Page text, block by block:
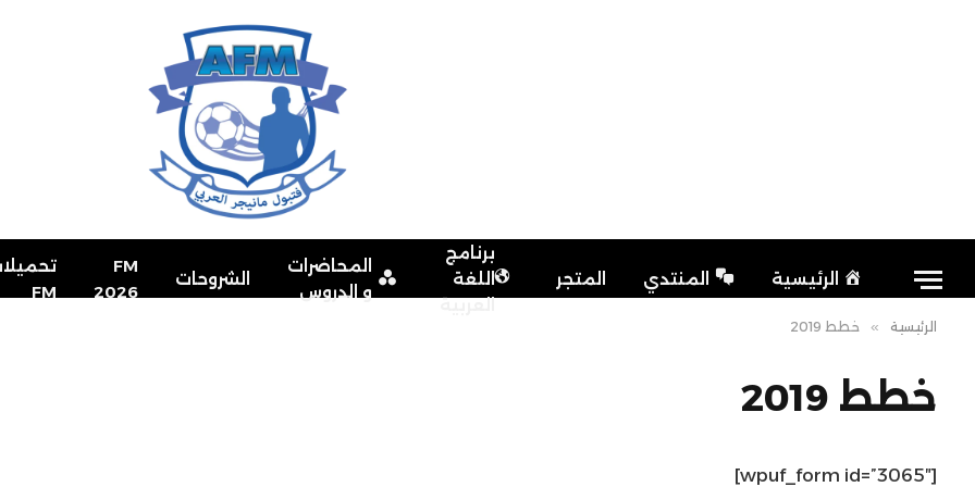
الرئيسية المنتدي المتجر
برنامج
اللغة
العربية
المحاضرات
و الدروس
الشروحات
FM
2026
FM
الرئيسية » خطط 2019
خطط 2019
[wpuf_form id=”3065″]